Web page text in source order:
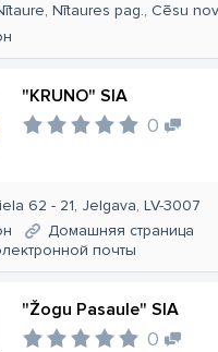
Nītaures pag., Cēsu
"KRUNO" SIA
0
62 - 21, Jelgava, LV-3007
Домашняя страница
почты
"Žogu Pasaule" SIA
0